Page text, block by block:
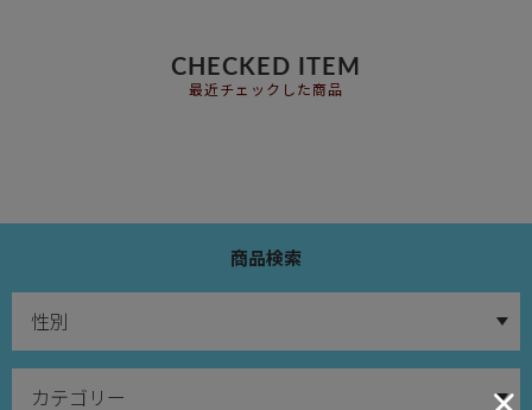
CHECKED ITEM
最近チェックした商品
商品検索